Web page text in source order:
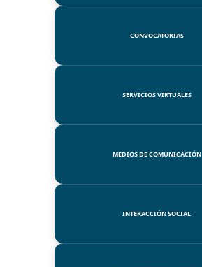
CONVOCATORIAS
SERVICIOS VIRTUALES
MEDIOS DE COMUNICACIÓN
INTERACCIÓN SOCIAL